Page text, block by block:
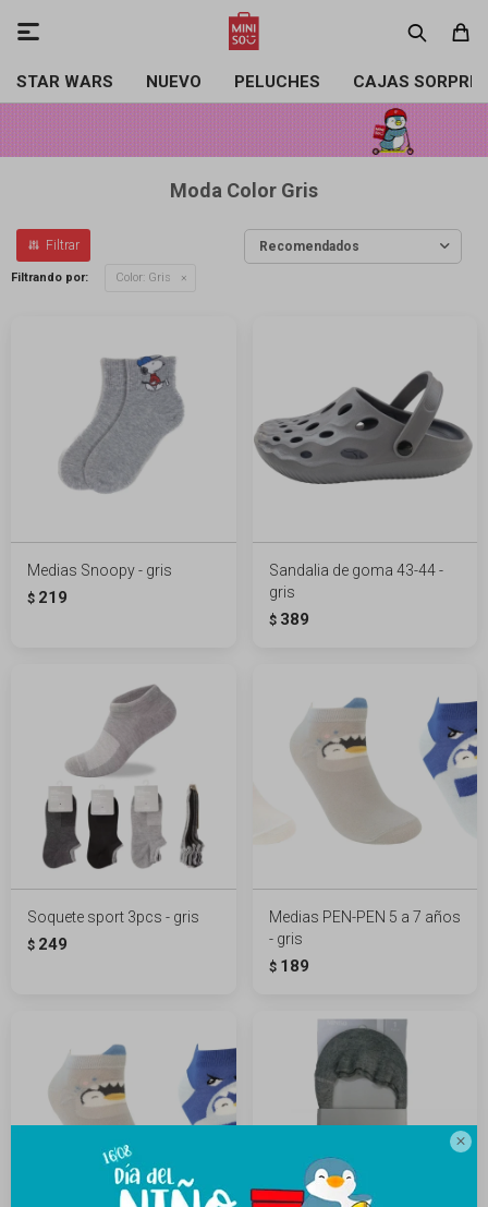

STAR WARS NUEVO PELUCHES CAJAS

Moda Color Gris
Recomendados
Filtrando por: Color: Gris
Medias Snoopy - gris
$ 219
Sandalia de goma 43-44 -
gris
$ 389
Soquete sport 3pcs - gris
$ 249
Medias PEN-PEN 5 a 7 años
- gris
$ 189